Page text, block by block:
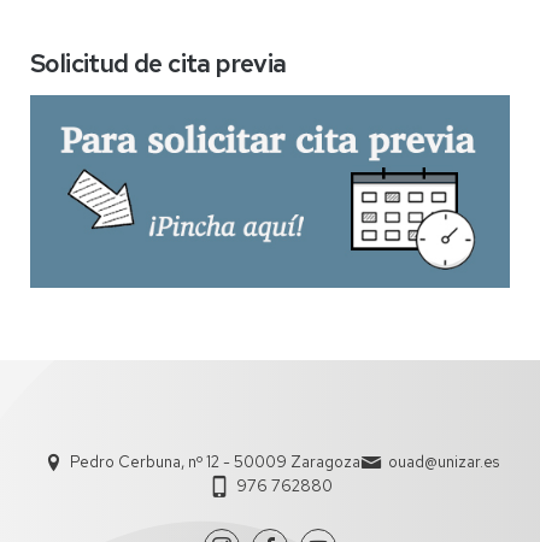
Solicitud de cita previa
Pedro Cerbuna, nº 12 - 50009 Zaragoza
ouad@unizar.es
976 762880